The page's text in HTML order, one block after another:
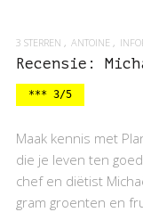
3 STERREN ANTOINE
Recensie:
*** 3/5
Maak kennis met
die je leven ten
chef en diëtist
gram groenten en